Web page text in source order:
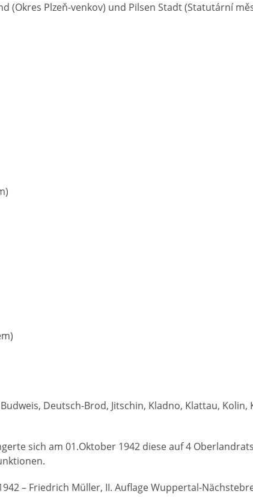
(Okres Plzeň-venkov) und Pilsen Stadt (Statutární
Deutsch-Brod, Jitschin, Kladno, Klattau,
sich am 01.Oktober 1942 diese auf 4
– Friedrich Müller, II. Auflage Wuppertal-
(EU)
Heimatblättern
Heimatbrief“ –
ab der Folge 1* für die
Warnsdorf, Rumburg,